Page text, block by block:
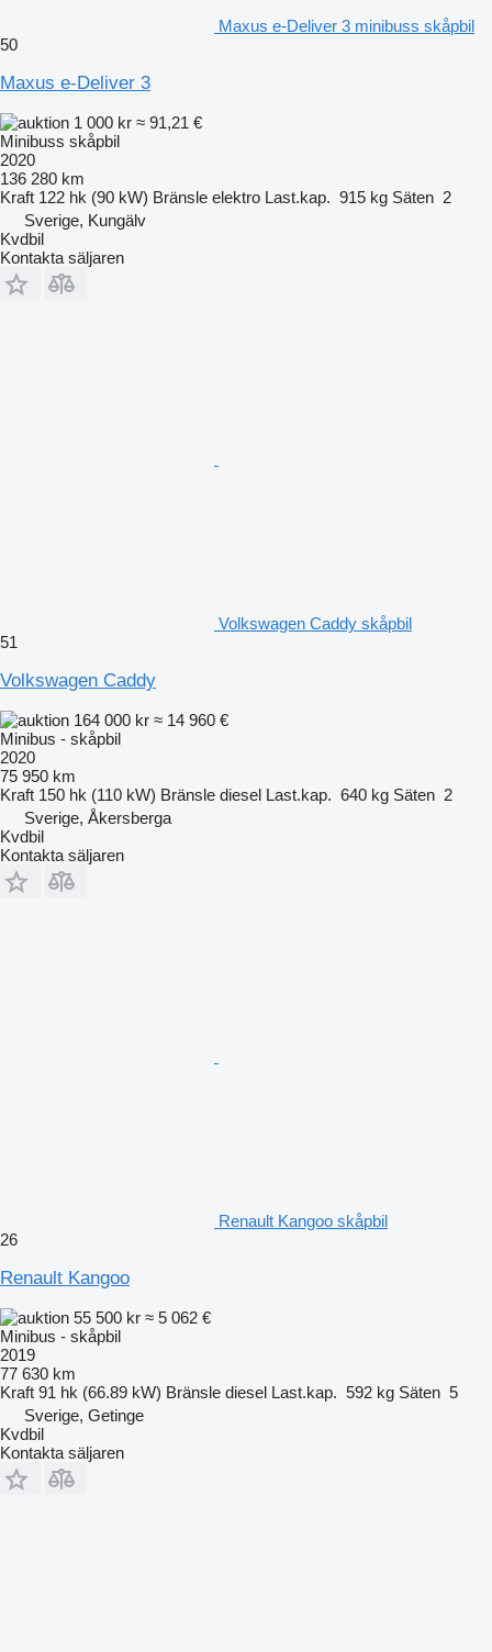
Maxus e-Deliver 3 minibuss skåpbil
50
Maxus e-Deliver 3
1 000 kr ≈ 91,21 €
Minibuss skåpbil
2020
136 280 km
Kraft 122 hk (90 kW) Bränsle elektro Last.kap. 915 kg Säten 2
Sverige, Kungälv
Kvdbil
Kontakta säljaren
Volkswagen Caddy skåpbil
51
Volkswagen Caddy
164 000 kr ≈ 14 960 €
Minibus - skåpbil
2020
75 950 km
Kraft 150 hk (110 kW) Bränsle diesel Last.kap. 640 kg Säten 2
Sverige, Åkersberga
Kvdbil
Kontakta säljaren
Renault Kangoo skåpbil
26
Renault Kangoo
55 500 kr ≈ 5 062 €
Minibus - skåpbil
2019
77 630 km
Kraft 91 hk (66.89 kW) Bränsle diesel Last.kap. 592 kg Säten 5
Sverige, Getinge
Kvdbil
Kontakta säljaren